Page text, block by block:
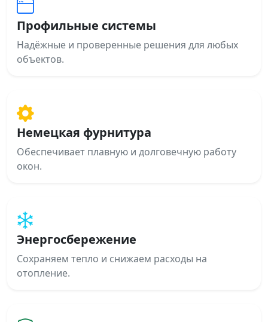
Профильные системы
Надёжные и проверенные решения для любых
объектов.
Немецкая фурнитура
Обеспечивает плавную и долговечную работу
окон.
Энергосбережение
Сохраняем тепло и снижаем расходы на
отопление.